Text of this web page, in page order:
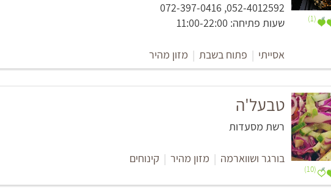
(1)
052-4012592, 072-397-0416
שעות פתיחה: 11:00-22:00
אסייתי | פתוח בשבת | מזון מהיר
(10)
טבעל'ה
רשת מסעדות
בורגר ושווארמה | מזון מהיר | קינוחים